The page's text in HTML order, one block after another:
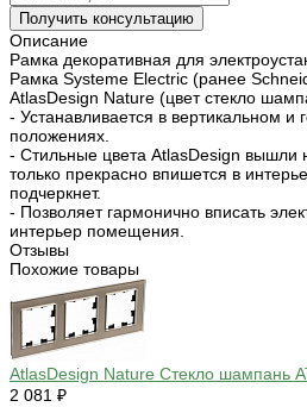
Получить консультацию
Описание
Рамка декоративная для
Рамка Systeme Electric (ранее
AtlasDesign Nature (цвет стекло
- Устанавливается в вертикальном и
положениях.
- Стильные цвета AtlasDesign вышли
только прекрасно впишется в
подчеркнет.
- Позволяет гармонично вписать
интерьер помещения.
Отзывы
Похожие товары
AtlasDesign Nature Стекло шампань
2 081 ₽